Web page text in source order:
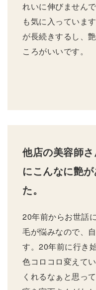
れいに伸びません
も気に入っていま
が長続きするし、
ころがいいです。
他店の美容師
にこんなに艶
た。
20年前からお世話
毛が悩みなので、
す。20年前に行き
色コロコロ変えて
くれるなぁと思っ